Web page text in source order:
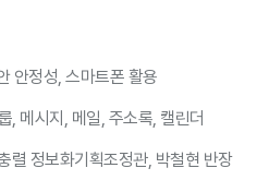
안정성 스마트폰 활용
메시지 메일 주소록 캘린더
렬 정보화기획조정관, 박철현 반장